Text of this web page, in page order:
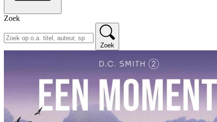
Zoek
Zoek